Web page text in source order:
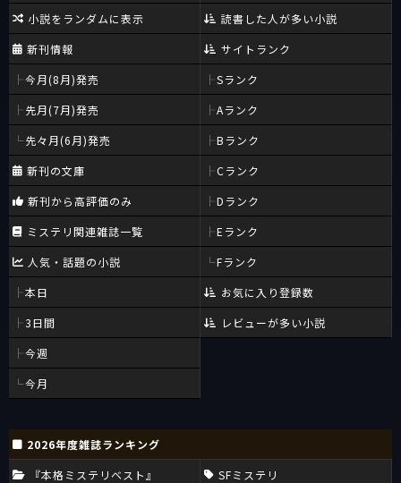
小説をランダムに表示
新刊情報
今月(8月)発売
先月(7月)発売
先々月(6月)発売
新刊の文庫
新刊から高評価のみ
ミステリ関連雑誌一覧
人気・話題の小説
本日
3日間
今週
今月
読書した人が多い小説
サイトランク
Sランク
Aランク
Bランク
Cランク
Dランク
Eランク
Fランク
お気に入り登録数
レビューが多い小説
2026年度雑誌ランキング
『本格ミステリベスト』
SFミステリ